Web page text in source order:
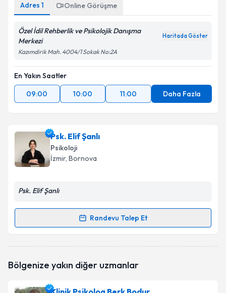
Adres 1 Online Görüşme
Özel İdil Rehberlik ve Psikolojik Danışma
Merkezi
Haritada Göster
Kazımdirik Mah. 4004/1 Sokak No:2A
En Yakın Saatler
09:00
10:00 11:00 Daha Fazla
Psk. Elif Şanlı
Psikoloji
İzmir, Bornova
Psk. Elif Şanlı
Randevu Talep Et
Randevu Takvimi Talebi
Size bu uzmandan randevu almanız için bir takvim
Bölgenize yakın diğer uzmanlar